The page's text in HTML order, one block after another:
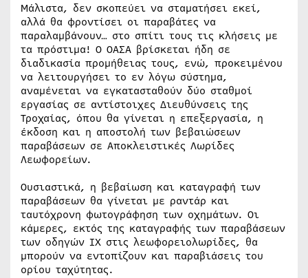
Μάλιστα, δεν σκοπεύει να σταματήσει εκεί,
αλλά θα φροντίσει οι παραβάτες να
παραλαμβάνουν… στο σπίτι τους τις κλήσεις με
τα πρόστιμα! Ο ΟΑΣΑ βρίσκεται ήδη σε
διαδικασία προμήθειας τους, ενώ, προκειμένου
να λειτουργήσει το εν λόγω σύστημα,
αναμένεται να εγκατασταθούν δύο σταθμοί
εργασίας σε αντίστοιχες Διευθύνσεις της
Τροχαίας, όπου θα γίνεται η επεξεργασία, η
έκδοση και η αποστολή των βεβαιώσεων
παραβάσεων σε Αποκλειστικές Λωρίδες
Λεωφορείων.
Ουσιαστικά, η βεβαίωση και καταγραφή των
παραβάσεων θα γίνεται με ραντάρ και
ταυτόχρονη φωτογράφηση των οχημάτων. Οι
κάμερες, εκτός της καταγραφής των παραβάσεων
των οδηγών ΙΧ στις λεωφορειολωρίδες, θα
μπορούν να εντοπίζουν και παραβιάσεις του
ορίου ταχύτητας.